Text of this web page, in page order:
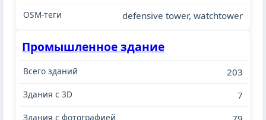
defensive tower, watchtower
Промышленное здание
203
7